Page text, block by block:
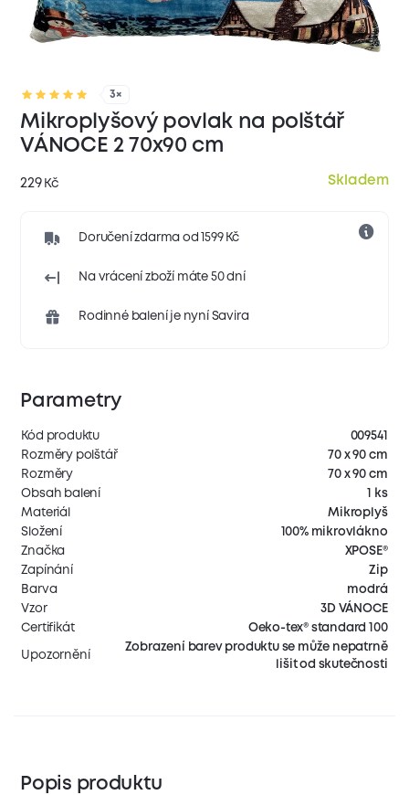
3×
Mikroplyšový povlak na polštář
VÁNOCE 2 70x90 cm
229 Kč Skladem
Doručení zdarma od 1599 Kč
Na vrácení zboží máte 50 dní
Rodinné balení je nyní Savira
Parametry
Kód produktu
009541
Rozměry polštář
70 x 90 cm
Rozměry
70 x 90 cm
Obsah balení
1 ks
Materiál
Mikroplyš
Složení
100% mikrovlákno
Značka
XPOSE®
Zapínání
Zip
Barva
modrá
Vzor
3D VÁNOCE
Certifikát
Oeko-tex® standard 100
Upozornění
Zobrazení barev produktu se může nepatrně
lišit od skutečnosti
Popis produktu